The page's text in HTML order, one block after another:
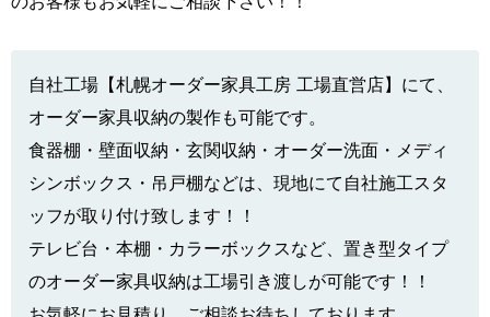
自社工場【札幌オーダー家具工房 工場直営店】にて、
オーダー家具収納の製作も可能です。
食器棚・壁面収納・玄関収納・オーダー洗面・メディ
シンボックス・吊戸棚などは、現地にて自社施工スタ
ッフが取り付け致します！！
テレビ台・本棚・カラーボックスなど、置き型タイプ
のオーダー家具収納は工場引き渡しが可能です！！